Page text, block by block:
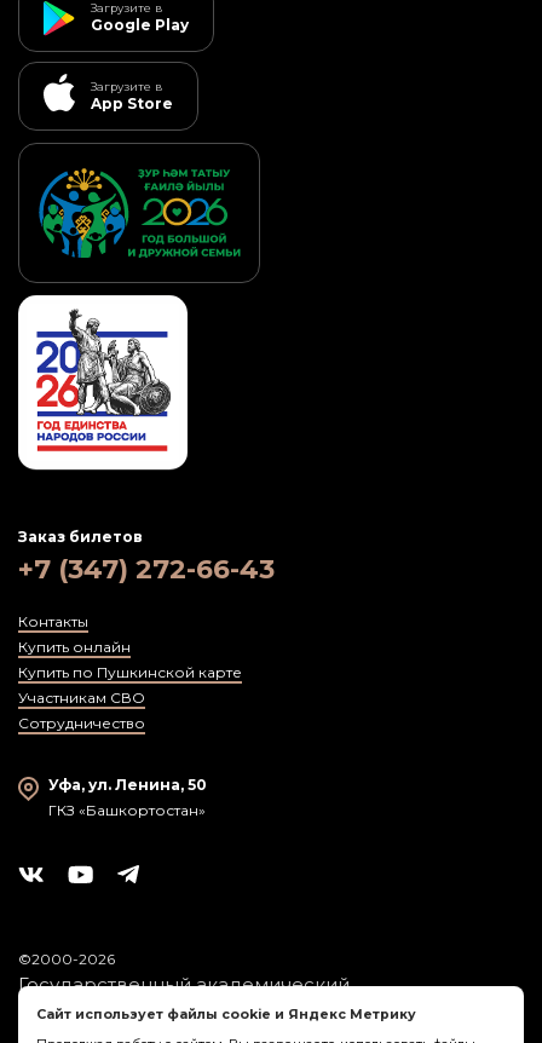
Загрузите в
Google Play
Загрузите в
App Store
Заказ билетов
+7 (347) 272-66-43
Контакты
Купить онлайн
Купить по Пушкинской карте
Участникам СВО
Сотрудничество
Уфа, ул. Ленина, 50
ГКЗ «Башкортостан»
©2000-2026
Государственный академический
симфонический оркестр
Сайт использует файлы cookie и Яндекс Метрику